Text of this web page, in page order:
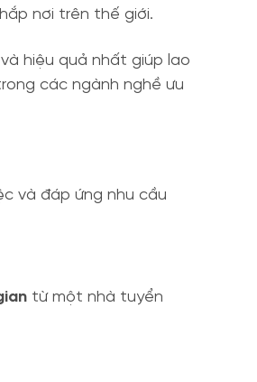
nơi trên thế giới.
hiệu quả nhất giúp lao
các ngành nghề ưu
và đáp ứng nhu cầu
từ một nhà tuyển